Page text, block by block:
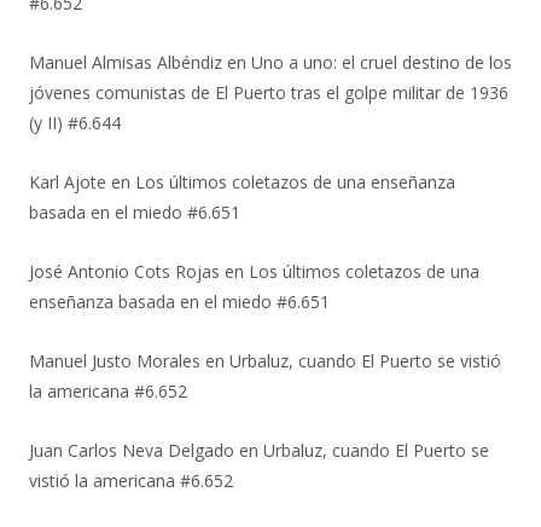
Manuel Almisas Albéndiz en Uno a uno: el cruel destino de los
jóvenes comunistas de El Puerto tras el golpe militar de 1936
(y II) #6.644
Karl Ajote en Los últimos coletazos de una enseñanza
basada en el miedo #6.651
José Antonio Cots Rojas en Los últimos coletazos de una
enseñanza basada en el miedo #6.651
Manuel Justo Morales en Urbaluz, cuando El Puerto se vistió
la americana #6.652
Juan Carlos Neva Delgado en Urbaluz, cuando El Puerto se
vistió la americana #6.652